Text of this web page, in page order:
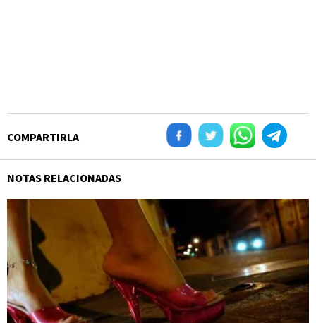
COMPARTIRLA
NOTAS RELACIONADAS